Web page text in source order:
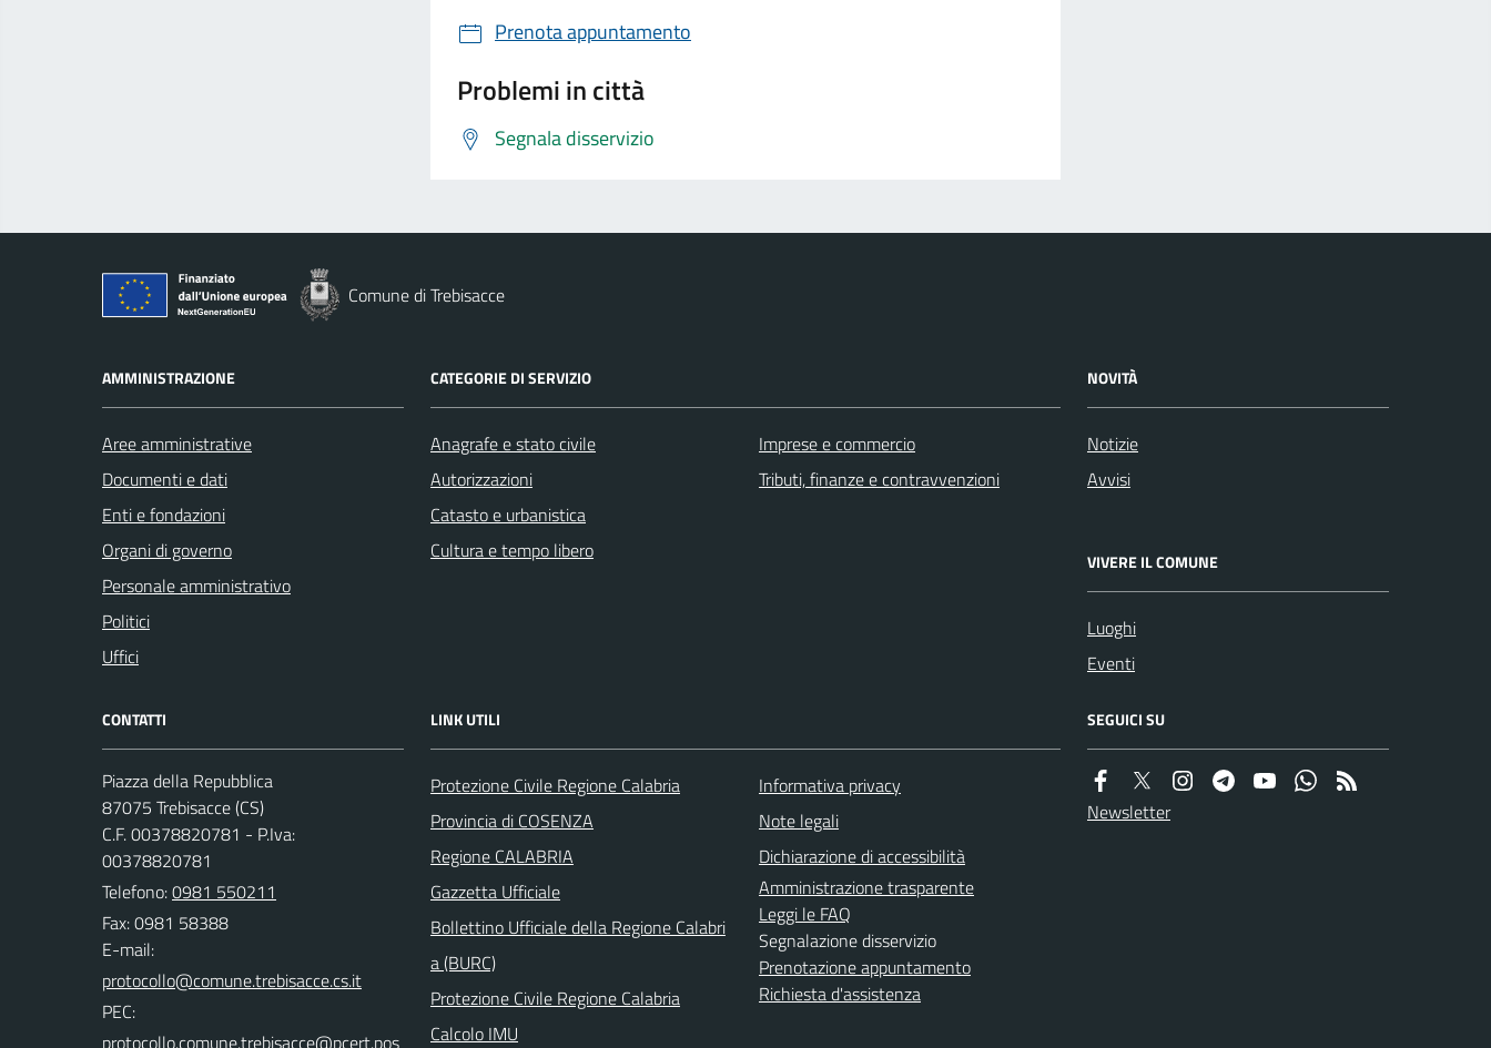
Prenota appuntamento
Problemi in città
Segnala disservizio
Comune di Trebisacce
AMMINISTRAZIONE
Aree amministrative
Documenti e dati
Enti e fondazioni
Organi di governo
Personale amministrativo
Politici
Uffici
CATEGORIE DI SERVIZIO
Anagrafe e stato civile
Autorizzazioni
Catasto e urbanistica
Cultura e tempo libero
Imprese e commercio
Tributi, finanze e contravvenzioni
NOVITÀ
Notizie
Avvisi
VIVERE IL COMUNE
Luoghi
Eventi
CONTATTI
Piazza della Repubblica
87075 Trebisacce (CS)
C.F. 00378820781 - P.Iva:
00378820781
Telefono:0981 550211
Fax: 0981 58388
E-mail:
PEC:
LINK UTILI
Protezione Civile Regione Calabria
Provincia di COSENZA
Regione CALABRIA
Gazzetta Ufficiale
Bollettino Ufficiale della Regione Calabri
a (BURC)
Protezione Civile Regione Calabria
Calcolo IMU
Informativa privacy
Note legali
Dichiarazione di accessibilità
Amministrazione trasparente
Leggi le FAQ
Segnalazione disservizio
Prenotazione appuntamento
Richiesta d'assistenza
SEGUICI SU
Newsletter